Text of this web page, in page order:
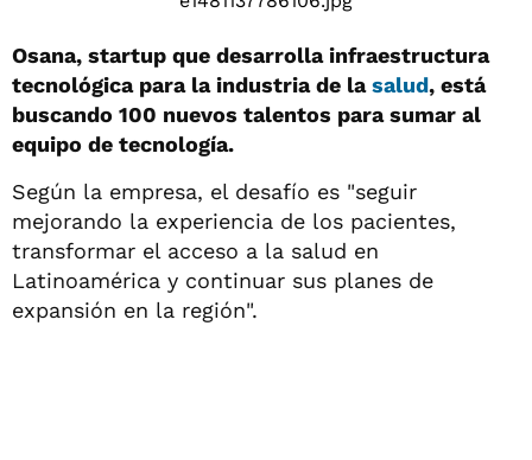
Osana, startup que desarrolla infraestructura
tecnológica para la industria de lasalud, está
buscando 100 nuevos talentos para sumar al
equipo de tecnología.
Según la empresa, el desafío es "seguir
mejorando la experiencia de los pacientes,
transformar el acceso a la salud en
Latinoamérica y continuar sus planes de
expansión en la región".